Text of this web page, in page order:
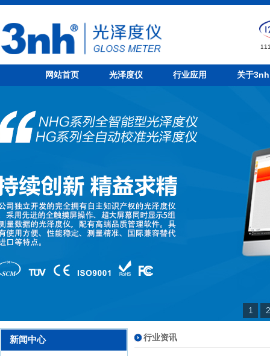
网站首页 光泽度仪 行业应用 关于3nh
1 2
新闻中心 行业资讯